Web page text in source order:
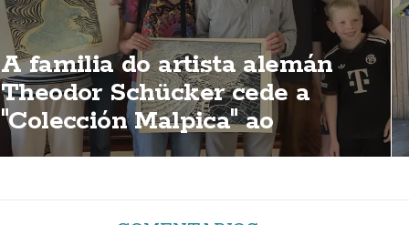
A familia do artista alemán
Theodor Schücker cede a
"Colección Malpica" ao
concello malpicán